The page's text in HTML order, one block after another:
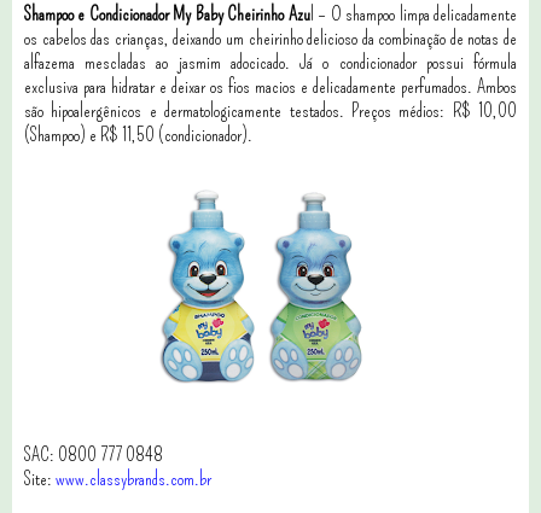
Shampoo e Condicionador My Baby Cheirinho Azul – O shampoo limpa delicadamente
os cabelos das crianças, deixando um cheirinho delicioso da combinação de notas de
alfazema mescladas ao jasmim adocicado. Já o condicionador possui fórmula
exclusiva para hidratar e deixar os fios macios e delicadamente perfumados. Ambos
são hipoalergênicos e dermatologicamente testados. Preços médios: R$ 10,00
(Shampoo) e R$ 11,50 (condicionador).
SAC: 0800 777 0848
Site: www.classybrands.com.br